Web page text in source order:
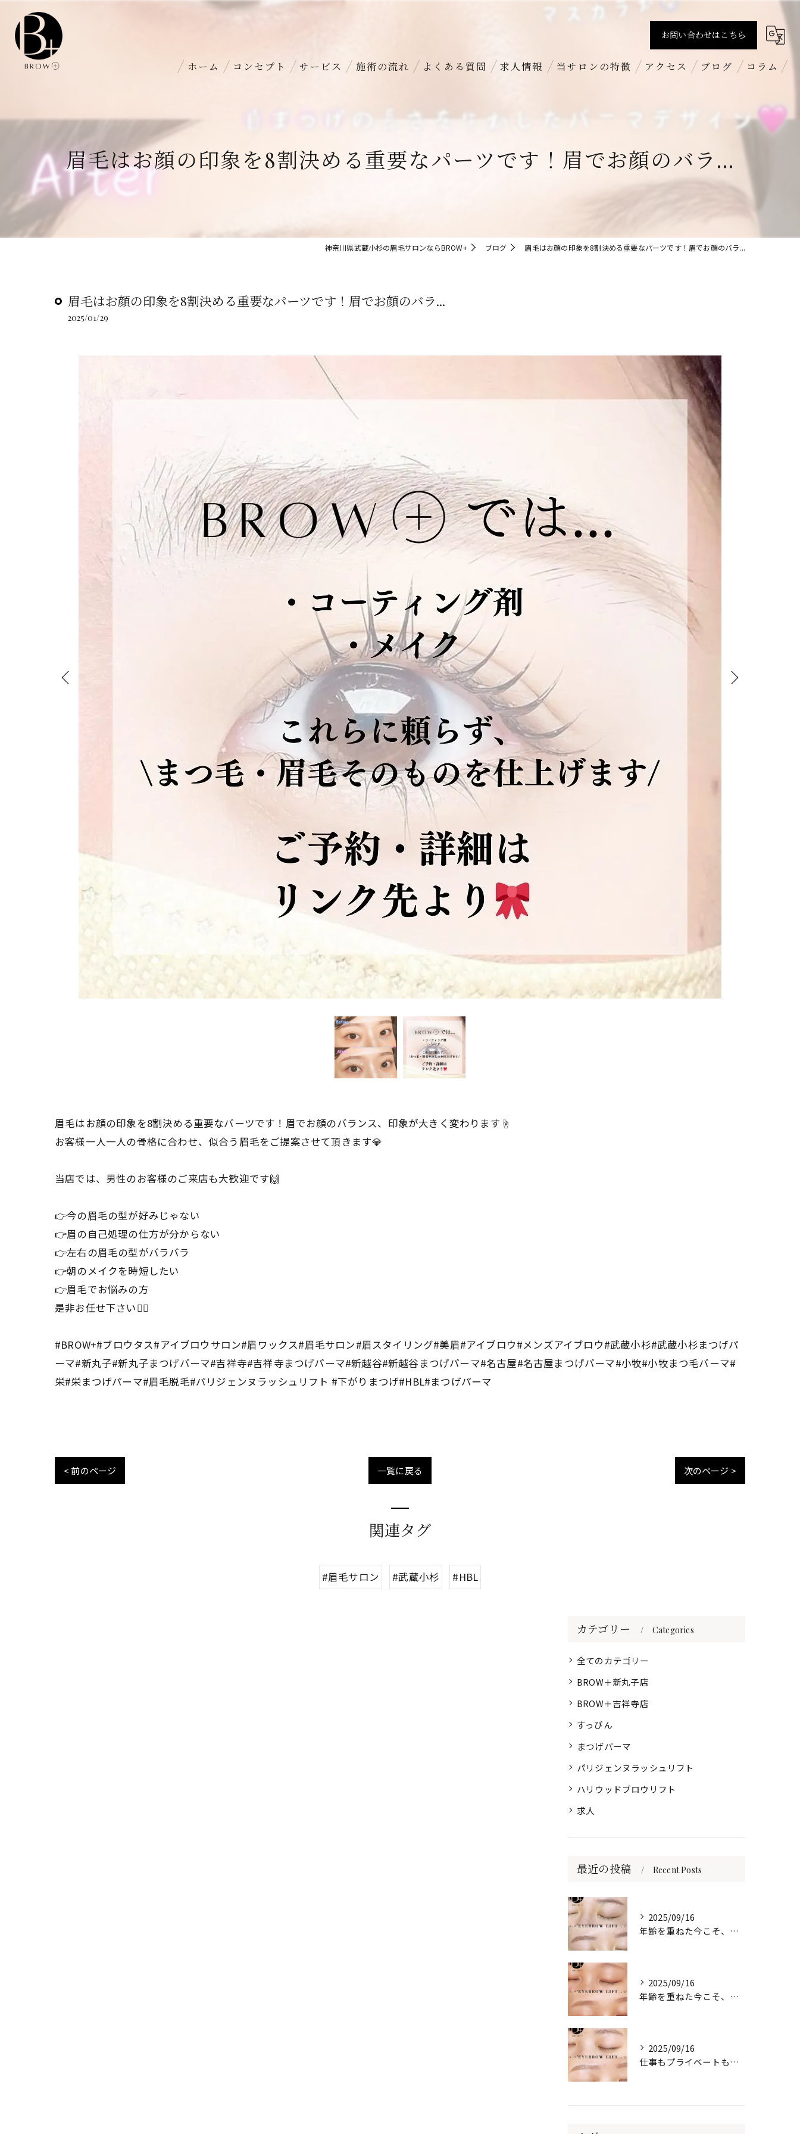
お問い合わせはこちら
ホーム コンセプト サービス 施術の流れ よくある質問 求人情報 当サロンの特徴
パリジェンヌラッシュリフト
アクセス
BROW+ 新越谷店
ブログ コラム
眉毛はお顔の印象を8割決める重要なパーツです！眉でお顔のバラ...
神奈川県武蔵小杉の眉毛サロンならBROW+ ブログ 眉毛はお顔の印象を8割決める重要なパーツです！眉でお顔のバラ...
眉毛はお顔の印象を8割決める重要なパーツです！眉でお顔のバラ...
2025/01/29
眉毛はお顔の印象を8割決める重要なパーツです！眉でお顔のバランス、印象が大きく変わります☝️
お客様一人一人の骨格に合わせ、似合う眉毛をご提案させて頂きます💎
当店では、男性のお客様のご来店も大歓迎です🙌
👉今の眉毛の型が好みじゃない
👉眉の自己処理の仕方が分からない
👉左右の眉毛の型がバラバラ
👉朝のメイクを時短したい
👉眉毛でお悩みの方
是非お任せ下さい🙆‍♀️
#BROW+#ブロウタス#アイブロウサロン#眉ワックス#眉毛サロン#眉スタイリング#美眉#アイブロウ#メンズアイブロウ#武蔵小杉#武蔵小杉まつげパ
ーマ#新丸子#新丸子まつげパーマ#吉祥寺#吉祥寺まつげパーマ#新越谷#新越谷まつげパーマ#名古屋#名古屋まつげパーマ#小牧#小牧まつ毛パーマ#
栄#栄まつげパーマ#眉毛脱毛#パリジェンヌラッシュリフト #下がりまつげ#HBL#まつげパーマ
< 前のページ 一覧に戻る 次のページ >
関連タグ
#眉毛サロン #武蔵小杉 #HBL
カテゴリー Categories
全てのカテゴリー
BROW＋新丸子店
BROW＋吉祥寺店
すっぴん
まつげパーマ
パリジェンヌラッシュリフト
ハリウッドブロウリフト
求人
最近の投稿 Recent Posts
2025/09/16
年齢を重ねた今こそ、自然な美しさを目元に🌷
2025/09/16
年齢を重ねた今こそ、自然な美しさを目元に🌷
2025/09/16
仕事もプライベートも、自信は“目元”から✨️